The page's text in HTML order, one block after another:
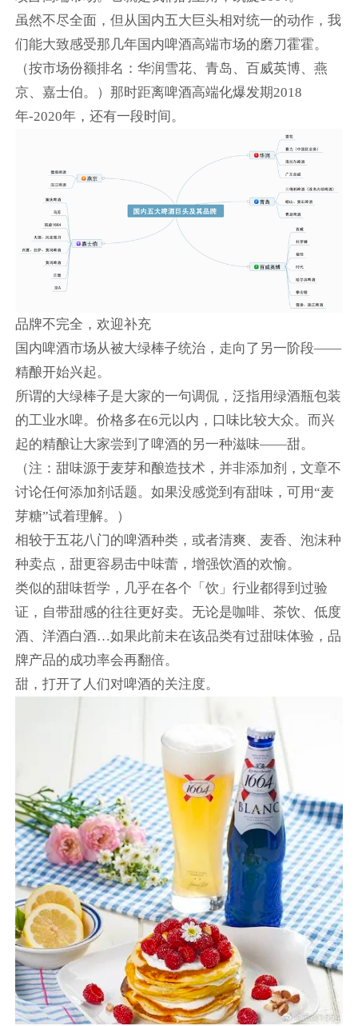
虽然不尽全面，但从国内五大巨头相对统一的动作，我
们能大致感受那几年国内啤酒高端市场的磨刀霍霍。
（按市场份额排名：华润雪花、青岛、百威英博、燕
京、嘉士伯。）那时距离啤酒高端化爆发期2018
年-2020年，还有一段时间。
品牌不完全，欢迎补充
国内啤酒市场从被大绿棒子统治，走向了另一阶段——
精酿开始兴起。
所谓的大绿棒子是大家的一句调侃，泛指用绿酒瓶包装
的工业水啤。价格多在6元以内，口味比较大众。而兴
起的精酿让大家尝到了啤酒的另一种滋味——甜。
（注：甜味源于麦芽和酿造技术，并非添加剂，文章不
讨论任何添加剂话题。如果没感觉到有甜味，可用“麦
芽糖”试着理解。）
相较于五花八门的啤酒种类，或者清爽、麦香、泡沫种
种卖点，甜更容易击中味蕾，增强饮酒的欢愉。
类似的甜味哲学，几乎在各个「饮」行业都得到过验
证，自带甜感的往往更好卖。无论是咖啡、茶饮、低度
酒、洋酒白酒…如果此前未在该品类有过甜味体验，品
牌产品的成功率会再翻倍。
甜，打开了人们对啤酒的关注度。